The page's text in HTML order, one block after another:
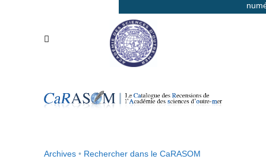
Archives • Rechercher dans le CaRASOM